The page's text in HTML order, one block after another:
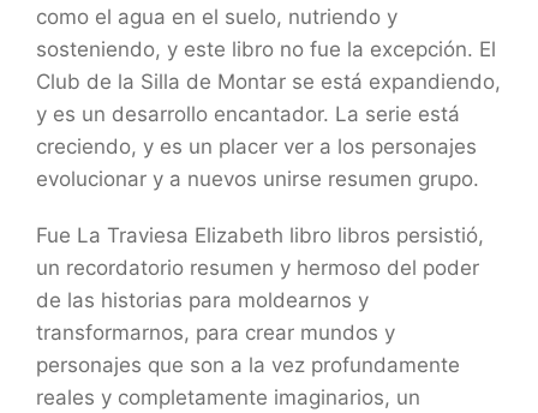
como el agua en el suelo, nutriendo y
sosteniendo, y este libro no fue la excepción. El
Club de la Silla de Montar se está expandiendo,
y es un desarrollo encantador. La serie está
creciendo, y es un placer ver a los personajes
evolucionar y a nuevos unirse resumen grupo.
Fue La Traviesa Elizabeth libro libros persistió,
un recordatorio resumen y hermoso del poder
de las historias para moldearnos y
transformarnos, para crear mundos y
personajes que son a la vez profundamente
reales y completamente imaginarios, un